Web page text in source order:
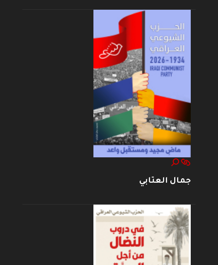
جمال العتابي